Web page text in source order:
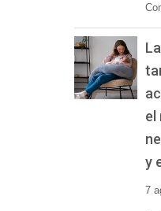
el
y
7